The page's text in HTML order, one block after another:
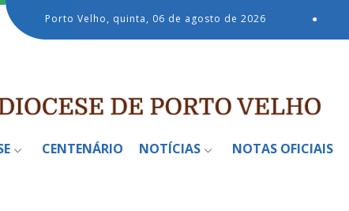
Porto Velho, quinta, 06 de agosto de 2026 ●
CENTENÁRIO NOTÍCIAS NOTAS OFICIAIS